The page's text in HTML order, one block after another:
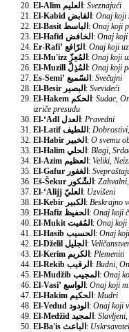
El-Alim العليم: Sveznajući
El-Kabid القابض: Onaj koji
El-Basit الباسط: Onaj koji
El-Hafid الخافض: Onaj koji
Er-Rafi’ الرّافع: Onaj koji
El-Mu'izz المُعِزّ: Onaj koji
El-Muzill المُذِلّ: Onaj koji
Es-Semi’ السّميع: Svečujni
El-Besir البصير: Svevideći
El-Hakem الحكم: Sudac,
izriče presudu
El-‘Adl العدل: Pravedni
El-Latif اللطيف:
El-Habir الخبير: O svemu
El-Halim الحلي: Blagi,
El-Azim العظيم: Veliki,
El-Gafur الغفور:
Eš-Šekur الشّكور:
El-‘Alijj العليّ: Uzvišeni
El-Kebir الكبير: Beskrajno
El-Hafiz الحفيظ: Onaj koji
El-Mukit المُقيت: Onaj koji
El-Hasib الحسيب: Onaj
El-Dželil الجليل:
El-Kerim الكريم: Plemeniti
El-Rekib الرقيب: Budni,
El-Mudžib المجيب: Onaj
El-Vasi’ الواسع: Onaj koji
El-Hakim الحكيم: Mudri
El-Vedud الودود: Onaj koji
El-Medžid المجيد:
El-Ba'is الباعث: